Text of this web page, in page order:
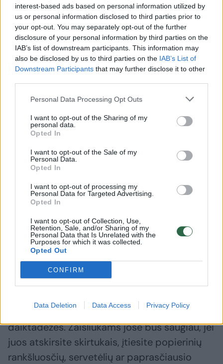
interest-based ads based on personal information utilized by
us or personal information disclosed to third parties prior to
your opt-out. You may separately opt-out of the further
disclosure of your personal information by third parties on the
IAB’s list of downstream participants. This information may
also be disclosed by us to third parties on the IAB’s List of
Downstream Participants that may further disclose it to other
Personal Data Processing Opt Outs
I want to opt-out of the Sharing of my
personal data.
Opted In
I want to opt-out of the Sale of my
Personal Data.
Opted In
I want to opt-out of processing my
Personal Data for Targeted Advertising.
Opted In
I want to opt-out of Collection, Use,
Retention, Sale, and/or Sharing of my
Personal Data that Is Unrelated with the
Purposes for which it was collected.
Opted Out
CONFIRM
Data Deletion Data Access Privacy Policy
dizaineriai ėmėsi dailinti
namelį medyje – vilnietė
dalijasi patarimais, kaip tai
pavyko
Po švenčių: kaip tvarkingai laikyti?
Šventiniam laikotarpiui artėjant prie
pabaigos, pagalvokite, ar po švenčių turėsite
į ką susidėti šventines dekoracijas, kad
kitąmet galėtumėte jas vėl panaudoti.
burbulams, laikyti puikiai tiks įvairios
daiktadėžės. Žaisliukams jose bus saugiau, jei
juos atskirsite skirtukais, įtiesite popierinių
rankšluosčių, servetėlių ar paprasčiausio